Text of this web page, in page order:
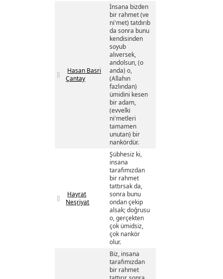
Hasan Basri
Çantay
İnsana bizden
bir rahmet (ve
ni'met) tatdırıb
da sonra bunu
kendisinden
soyub
alıversek,
andolsun, (o
anda) o,
(Allahın
fazlından)
ümidini kesen
bir adam,
(evvelki
ni'metleri
tamamen
unutan) bir
nankördür.
Hayrat
Neşriyat
Şübhesiz ki,
insana
tarafımızdan
bir rahmet
tattırsak da,
sonra bunu
ondan çekip
alsak; doğrusu
o, gerçekten
çok ümidsiz,
çok nankör
olur.
Biz, insana
tarafımızdan
bir rahmet